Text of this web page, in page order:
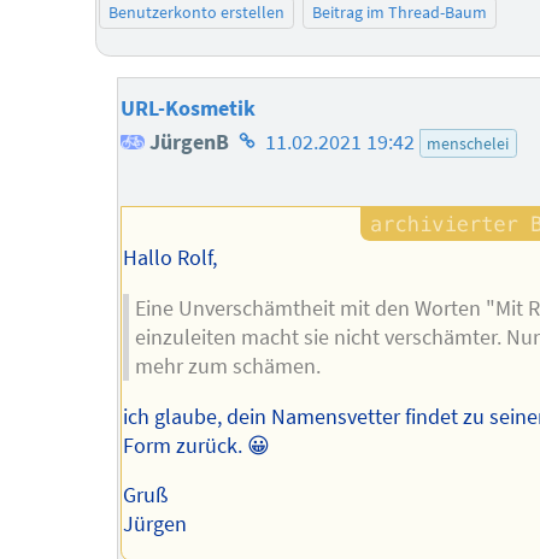
Benutzerkonto erstellen
Beitrag im Thread-Baum
URL-Kosmetik
JürgenB Homepage
Autors
11.02.2021 19:42 menschelei
Hallo Rolf,
Eine Unverschämtheit mit den Worten "Mit
einzuleiten macht sie nicht verschämter.
mehr zum schämen.
ich glaube, dein Namensvetter findet zu
Form zurück. 😀
Gruß
Jürgen